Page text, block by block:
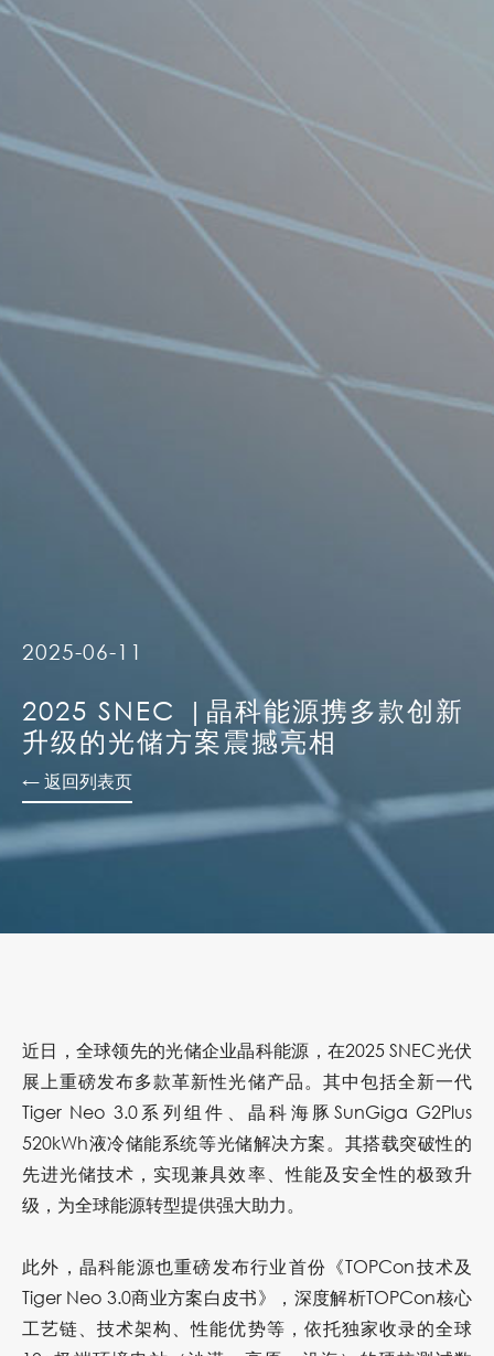
2025-06-11
2025 SNEC |晶科能源携多款创新
升级的光储方案震撼亮相
← 返回列表页
近日，全球领先的光储企业晶科能源，在2025 SNEC光伏
展上重磅发布多款革新性光储产品。其中包括全新一代
Tiger Neo 3.0系列组件、晶科海豚SunGiga G2Plus
520kWh液冷储能系统等光储解决方案。其搭载突破性的
先进光储技术，实现兼具效率、性能及安全性的极致升
级，为全球能源转型提供强大助力。
此外，晶科能源也重磅发布行业首份《TOPCon技术及
Tiger Neo 3.0商业方案白皮书》，深度解析TOPCon核心
工艺链、技术架构、性能优势等，依托独家收录的全球